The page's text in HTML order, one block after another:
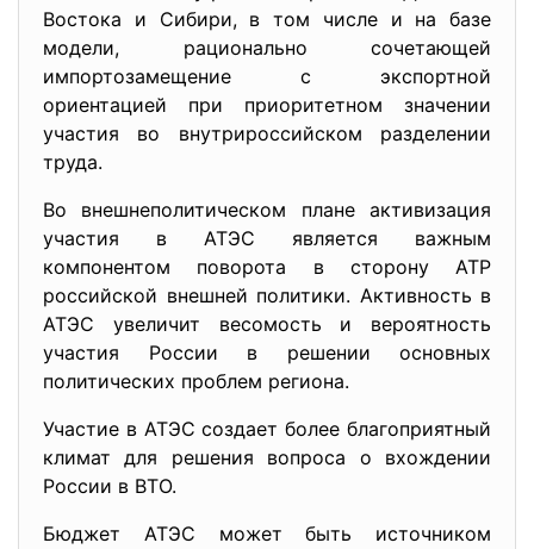
Востока и Сибири, в том числе и на базе
модели, рационально сочетающей
импортозамещение с экспортной
ориентацией при приоритетном значении
участия во внутрироссийском разделении
труда.
Во внешнеполитическом плане активизация
участия в АТЭС является важным
компонентом поворота в сторону АТР
российской внешней политики. Активность в
АТЭС увеличит весомость и вероятность
участия России в решении основных
политических проблем региона.
Участие в АТЭС создает более благоприятный
климат для решения вопроса о вхождении
России в ВТО.
Бюджет АТЭС может быть источником